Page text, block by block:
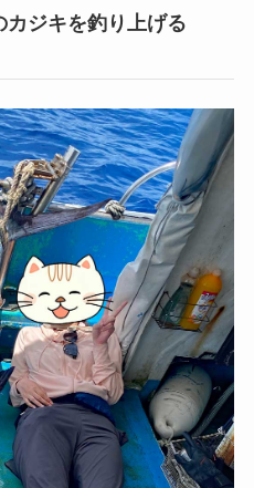
ジキを釣り上げる